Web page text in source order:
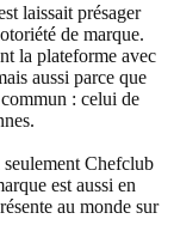
laissait présager
de marque.
la plateforme avec
aussi parce que
: celui de
Chefclub
est aussi en
au monde sur